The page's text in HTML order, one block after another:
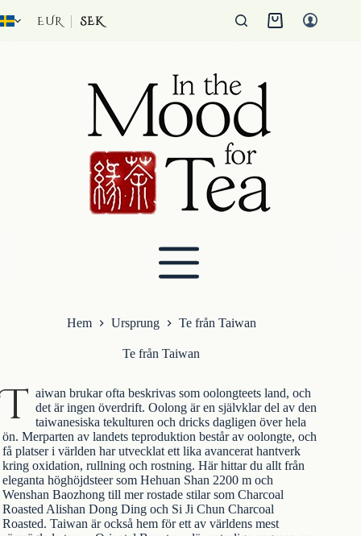
till
EUR SEK Kundvagn
Hem Ursprung Te från Taiwan
Te från Taiwan
T aiwan brukar ofta beskrivas som oolongteets land, och
det är ingen överdrift. Oolong är en självklar del av den
taiwanesiska tekulturen och dricks dagligen över hela
ön. Merparten av landets teproduktion består av oolongte, och
få platser i världen har utvecklat ett lika avancerat hantverk
kring oxidation, rullning och rostning. Här hittar du allt från
eleganta höghöjdsteer som Hehuan Shan 2200 m och
Wenshan Baozhong till mer rostade stilar som Charcoal
Roasted Alishan Dong Ding och Si Ji Chun Charcoal
Roasted. Taiwan är också hem för ett av världens mest